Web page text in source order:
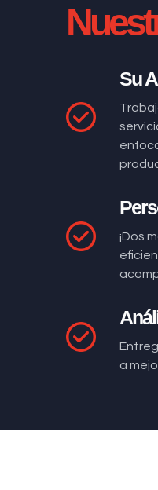
Su
¡Dos
a